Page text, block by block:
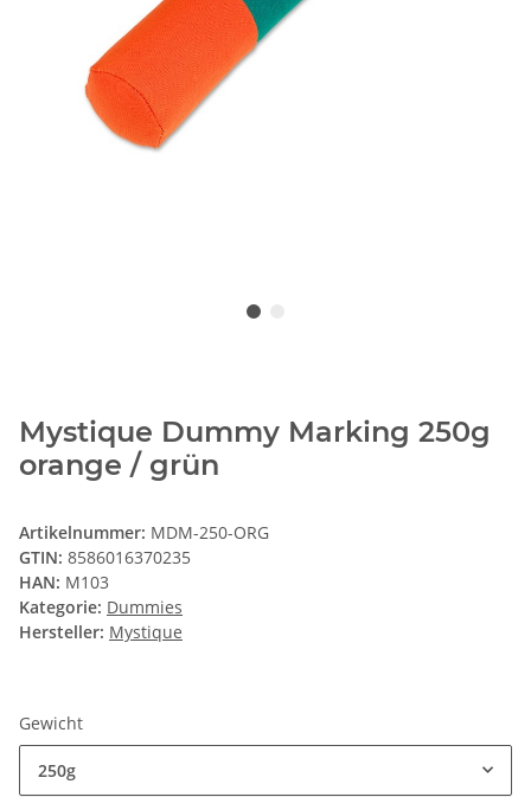
Mystique Dummy Marking 250g
orange / grün
Artikelnummer: MDM-250-ORG
GTIN: 8586016370235
HAN: M103
Kategorie: Dummies
Hersteller: Mystique
Gewicht
250g